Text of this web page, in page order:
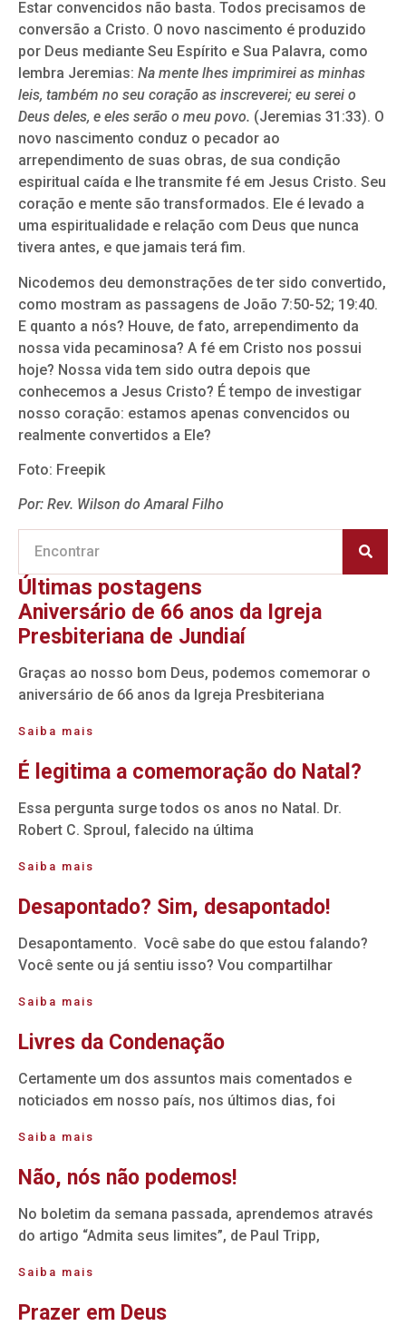
Estar convencidos não basta. Todos precisamos de
conversão a Cristo. O novo nascimento é produzido
por Deus mediante Seu Espírito e Sua Palavra, como
lembra Jeremias: Na mente lhes imprimirei as minhas
leis, também no seu coração as inscreverei; eu serei o
Deus deles, e eles serão o meu povo. (Jeremias 31:33). O
novo nascimento conduz o pecador ao
arrependimento de suas obras, de sua condição
espiritual caída e lhe transmite fé em Jesus Cristo. Seu
coração e mente são transformados. Ele é levado a
uma espiritualidade e relação com Deus que nunca
tivera antes, e que jamais terá fim.
Nicodemos deu demonstrações de ter sido convertido,
como mostram as passagens de João 7:50-52; 19:40.
E quanto a nós? Houve, de fato, arrependimento da
nossa vida pecaminosa? A fé em Cristo nos possui
hoje? Nossa vida tem sido outra depois que
conhecemos a Jesus Cristo? É tempo de investigar
nosso coração: estamos apenas convencidos ou
realmente convertidos a Ele?
Foto: Freepik
Por: Rev. Wilson do Amaral Filho
Últimas postagens
Aniversário de 66 anos da Igreja
Presbiteriana de Jundiaí
Graças ao nosso bom Deus, podemos comemorar o
aniversário de 66 anos da Igreja Presbiteriana
Saiba mais
É legitima a comemoração do Natal?
Essa pergunta surge todos os anos no Natal. Dr.
Robert C. Sproul, falecido na última
Saiba mais
Desapontado? Sim, desapontado!
Desapontamento. Você sabe do que estou falando?
Você sente ou já sentiu isso? Vou compartilhar
Saiba mais
Livres da Condenação
Certamente um dos assuntos mais comentados e
noticiados em nosso país, nos últimos dias, foi
Saiba mais
Não, nós não podemos!
No boletim da semana passada, aprendemos através
do artigo “Admita seus limites”, de Paul Tripp,
Saiba mais
Prazer em Deus